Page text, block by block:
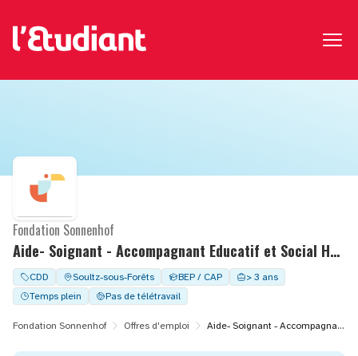
Aide- Soignant - Accompagnant Educatif et Social H/F - CDD à temps partiel - MAS D.BONHOEFFER
Fondation Sonnenhof
CDD Soultz-sous-Forêts BEP / CAP
> 3 ans
Temps plein
Pas de télétravail
Fondation Sonnenhof Offres d'emploi Aide- Soignant - Accompagnant Educatif et Social H/F - CDD à temps partiel - MAS D.BONHOEFFER